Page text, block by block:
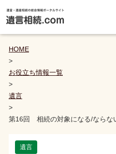
HOME
>
お役立ち情報一覧
>
遺言
>
第16回 相続の対象になる/なら
遺言